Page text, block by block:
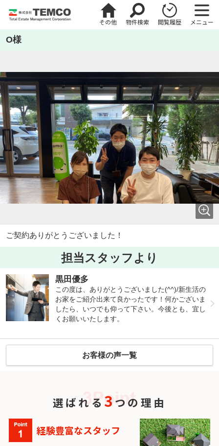
その他 物件検索 閲覧履歴 メニュー
O様
ご契約ありがとうございました！
担当スタッフより
黒田優多
この度は、ありがとうございました(^^)/新生活の
お家をご紹介出来て良かったです！何かございま
したら、いつでも仰って下さい。今後とも、宜し
くお願いいたします。
お客様の声一覧
選ばれる 3 つの理由
経験豊富なスタッフ